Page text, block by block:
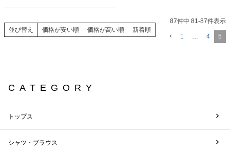
並び替え 価格が安い順 価格が高い順 新着順
87件中 81 -87件表示
1 4 5
CATEGORY
トップス
シャツ・ブラウス